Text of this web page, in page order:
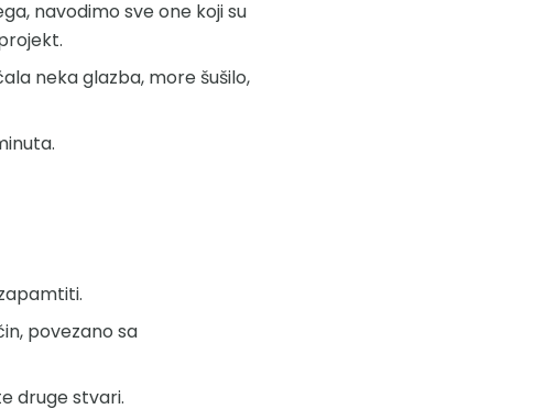
navodimo sve one koji su
neka glazba, more šušilo,
povezano sa
druge stvari.